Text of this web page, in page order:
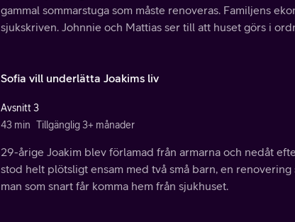
gammal sommarstuga som måste renoveras. Familjens
sjukskriven. Johnnie och Mattias ser till att huset görs i
Sofia vill underlätta Joakims liv
Avsnitt 3
43 min Tillgänglig 3+ månader
29-årige Joakim blev förlamad från armarna och nedåt
stod helt plötsligt ensam med två små barn, en
man som snart får komma hem från sjukhuset.